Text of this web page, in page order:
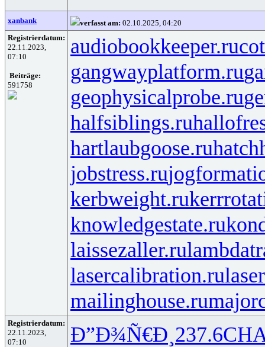
xanbank verfasst am: 02.10.2025, 04:20
Registrierdatum:
22.11.2023,
07:10
Beiträge:
591758
audiobookkeeper.ru
gangwayplatform.ru
geophysicalprobe.ru
halfsiblings.ru
hartlaubgoose.ru
jobstress.ru
kerbweight.ru
knowledgestate.ru
laissezaller.ru
lasercalibration.ru
mailinghouse.ru
Registrierdatum:
22.11.2023,
07:10
Ð”Ð¾Ñ€Ð¸ 237.6